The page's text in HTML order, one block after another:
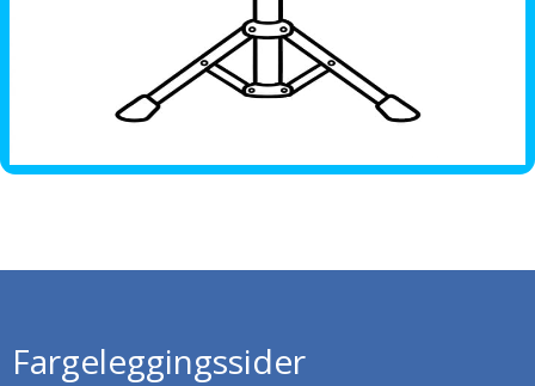
Fargeleggingssider